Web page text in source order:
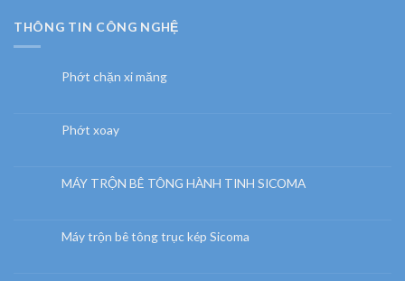
THÔNG TIN CÔNG NGHỆ
Phớt chặn xi măng
Phớt xoay
MÁY TRỘN BÊ TÔNG HÀNH TINH SICOMA
Máy trộn bê tông trục kép Sicoma